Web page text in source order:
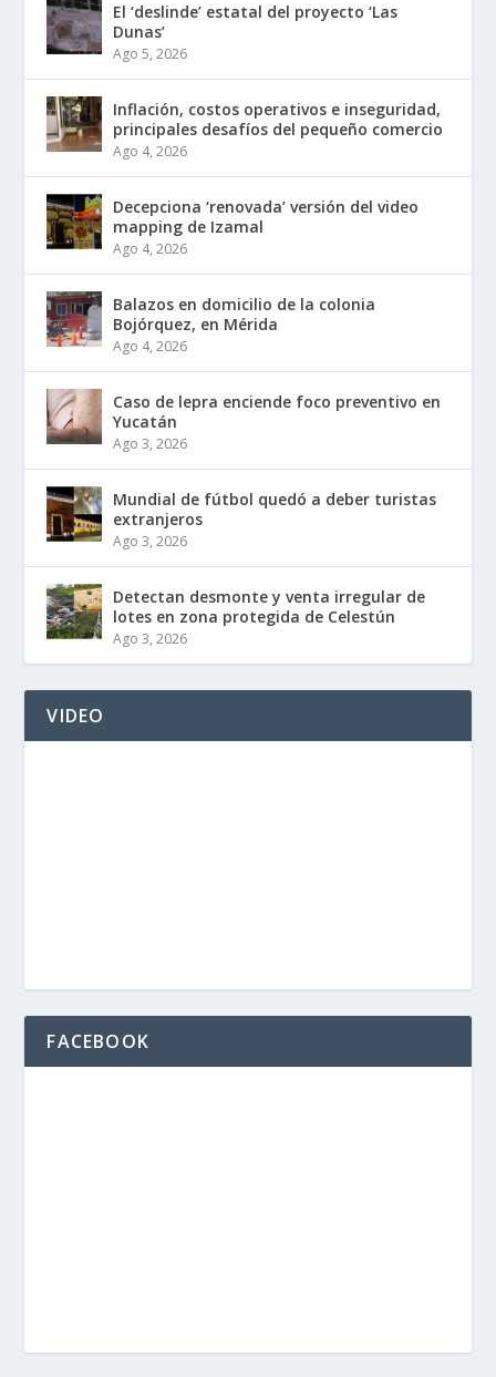
El ‘deslinde’ estatal del proyecto ‘Las
Dunas’
Ago 5, 2026
Inflación, costos operativos e inseguridad,
principales desafíos del pequeño comercio
Ago 4, 2026
Decepciona ‘renovada’ versión del video
mapping de Izamal
Ago 4, 2026
Balazos en domicilio de la colonia
Bojórquez, en Mérida
Ago 4, 2026
Caso de lepra enciende foco preventivo en
Yucatán
Ago 3, 2026
Mundial de fútbol quedó a deber turistas
extranjeros
Ago 3, 2026
Detectan desmonte y venta irregular de
lotes en zona protegida de Celestún
Ago 3, 2026
VIDEO
FACEBOOK